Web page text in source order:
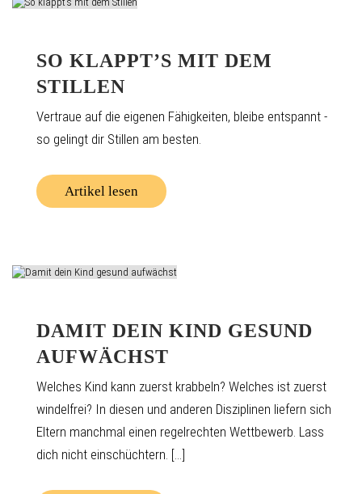
SO KLAPPT’S MIT DEM
STILLEN
Vertraue auf die eigenen Fähigkeiten, bleibe entspannt -
so gelingt dir Stillen am besten.
Artikel lesen
DAMIT DEIN KIND GESUND
AUFWÄCHST
Welches Kind kann zuerst krabbeln? Welches ist zuerst
windelfrei? In diesen und anderen Disziplinen liefern sich
Eltern manchmal einen regelrechten Wettbewerb. Lass
dich nicht einschüchtern. [...]